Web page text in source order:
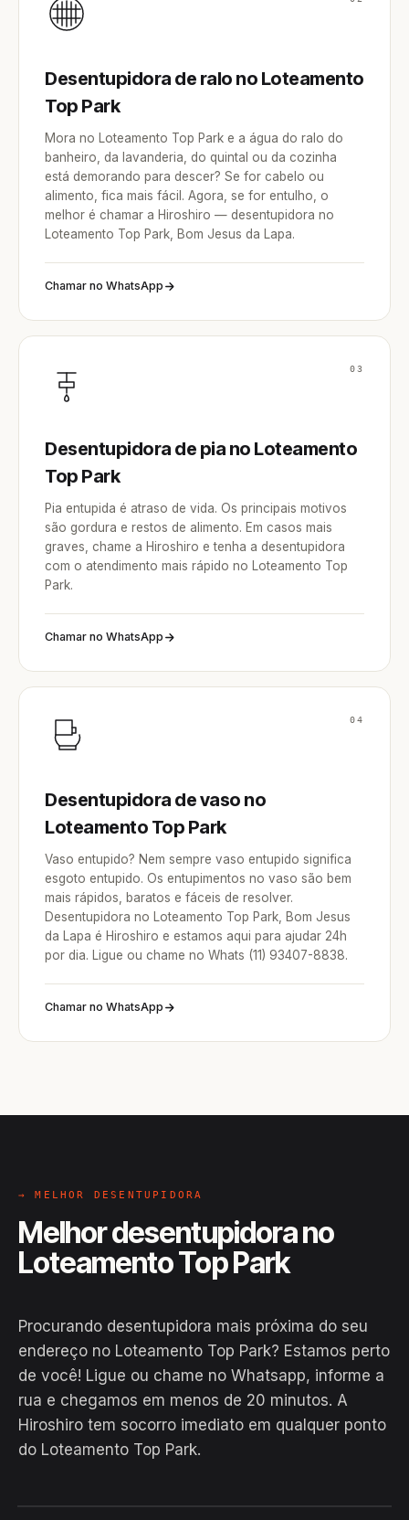
Desentupidora de ralo no Loteamento
Top Park
Mora no Loteamento Top Park e a água do ralo do
banheiro, da lavanderia, do quintal ou da cozinha
está demorando para descer? Se for cabelo ou
alimento, fica mais fácil. Agora, se for entulho, o
melhor é chamar a Hiroshiro — desentupidora no
Loteamento Top Park, Bom Jesus da Lapa.
Chamar no WhatsApp
03
Desentupidora de pia no Loteamento
Top Park
Pia entupida é atraso de vida. Os principais motivos
são gordura e restos de alimento. Em casos mais
graves, chame a Hiroshiro e tenha a desentupidora
com o atendimento mais rápido no Loteamento Top
Park.
Chamar no WhatsApp
04
Desentupidora de vaso no
Loteamento Top Park
Vaso entupido? Nem sempre vaso entupido significa
esgoto entupido. Os entupimentos no vaso são bem
mais rápidos, baratos e fáceis de resolver.
Desentupidora no Loteamento Top Park, Bom Jesus
da Lapa é Hiroshiro e estamos aqui para ajudar 24h
por dia. Ligue ou chame no Whats (11) 93407-8838.
Chamar no WhatsApp
→ MELHOR DESENTUPIDORA
Melhor desentupidora no
Loteamento Top Park
Procurando desentupidora mais próxima do seu
endereço no Loteamento Top Park? Estamos perto
de você! Ligue ou chame no Whatsapp, informe a
rua e chegamos em menos de 20 minutos. A
Hiroshiro tem socorro imediato em qualquer ponto
do Loteamento Top Park.
EM CAMPO
Hiroshiro · Loteamento Top Park,